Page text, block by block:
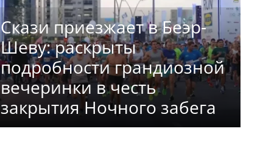
Скази приезжает в Беэр-
Шеву: раскрыты
подробности грандиозной
вечеринки в честь
закрытия Ночного забега